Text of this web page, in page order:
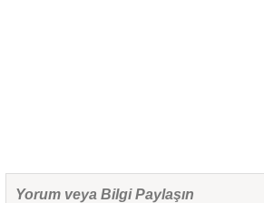
Yorum veya Bilgi Paylaşın